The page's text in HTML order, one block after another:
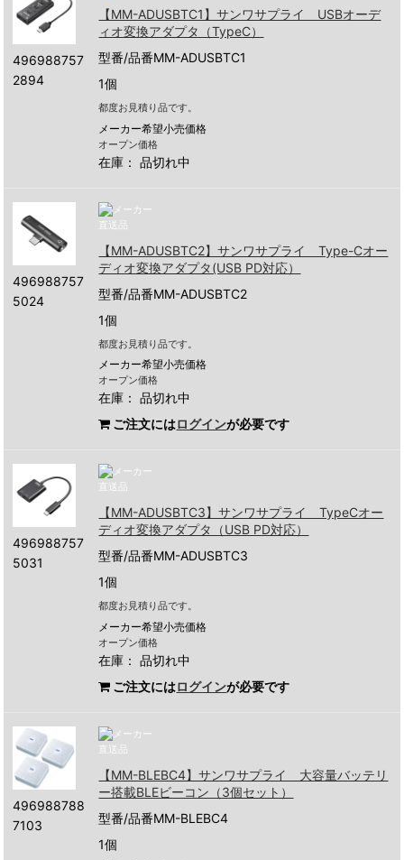
496988757
2894
【MM-ADUSBTC1】サンワサプライ USBオーデ
ィオ変換アダプタ（TypeC）
型番/品番MM-ADUSBTC1
1個
都度お見積り品です。
メーカー希望小売価格
オープン価格
在庫：品切れ中
496988757
5024
【MM-ADUSBTC2】サンワサプライ Type-Cオー
ディオ変換アダプタ(USB PD対応）
型番/品番MM-ADUSBTC2
1個
都度お見積り品です。
メーカー希望小売価格
オープン価格
在庫：品切れ中
ご注文にはログインが必要です
496988757
5031
【MM-ADUSBTC3】サンワサプライ TypeCオー
ディオ変換アダプタ（USB PD対応）
型番/品番MM-ADUSBTC3
1個
都度お見積り品です。
メーカー希望小売価格
オープン価格
在庫：品切れ中
ご注文にはログインが必要です
496988788
7103
【MM-BLEBC4】サンワサプライ 大容量バッテリ
ー搭載BLEビーコン（3個セット）
型番/品番MM-BLEBC4
1個